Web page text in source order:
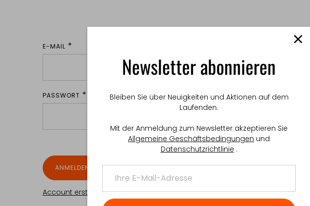
E-MAIL
PASSWORT
Haben Sie Ihr
ANMELDEN
Account erstellen
Newsletter abonnieren
Bleiben Sie über Neuigkeiten und Aktionen auf dem
Laufenden.
Mit der Anmeldung zum Newsletter akzeptieren Sie
Allgemeine Geschäftsbedingungen und
Datenschutzrichtlinie .